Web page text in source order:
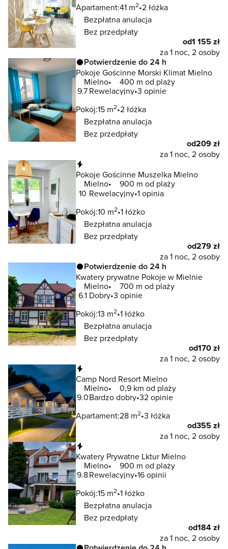
Apartament:41 m2 2 łóżka
Bezpłatna anulacja
Bez przedpłaty
od1 155 zł
za 1 noc, 2 osoby
Potwierdzenie do 24 h
Pokoje Gościnne Morski Klimat Mielno
Mielno
400 m od plaży
9.7Rewelacyjny 3 opinie
Pokój:15 m2 2 łóżka
Bezpłatna anulacja
Bez przedpłaty
od209 zł
za 1 noc, 2 osoby
Pokoje Gościnne Muszelka Mielno
Mielno
900 m od plaży
10 Rewelacyjny 1 opinia
Pokój:10 m2 1 łóżko
Bezpłatna anulacja
Bez przedpłaty
od279 zł
za 1 noc, 2 osoby
Potwierdzenie do 24 h
Kwatery prywatne Pokoje w Mielnie
Mielno
700 m od plaży
6.1 Dobry 3 opinie
Pokój:13 m2 1 łóżko
Bezpłatna anulacja
Bez przedpłaty
od170 zł
za 1 noc, 2 osoby
Camp Nord Resort Mielno
Mielno
0,9 km od plaży
9.0Bardzo dobry 32 opinie
Apartament:28 m2 3 łóżka
od355 zł
za 1 noc, 2 osoby
Kwatery Prywatne Lktur Mielno
Mielno
900 m od plaży
9.8Rewelacyjny 16 opinii
Pokój:15 m2 1 łóżko
Bezpłatna anulacja
Bez przedpłaty
od184 zł
za 1 noc, 2 osoby